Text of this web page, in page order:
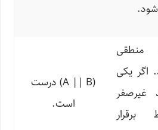
عملگر OR منطقی
اگر یکی
غیرصفر
برقرار
(A || B) درست
است.